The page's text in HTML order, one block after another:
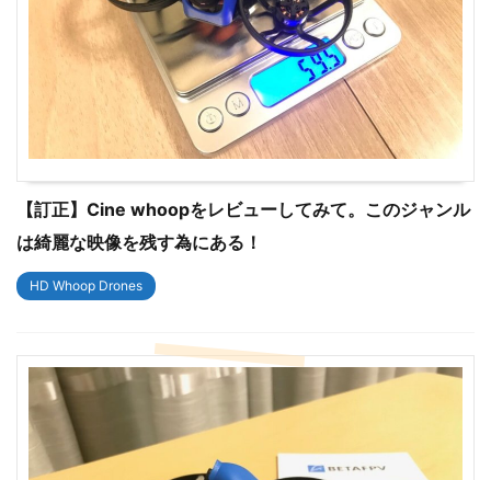
【訂正】Cine whoopをレビューしてみて。このジャンル
は綺麗な映像を残す為にある！
HD Whoop Drones